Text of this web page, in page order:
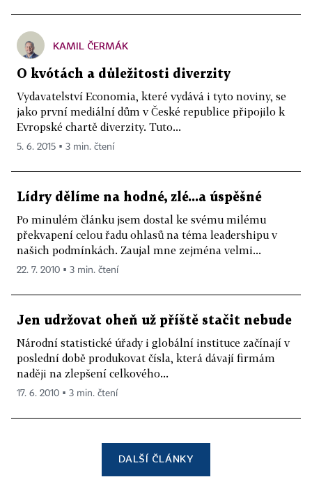
KAMIL ČERMÁK
O kvótách a důležitosti diverzity
Vydavatelství Economia, které vydává i tyto noviny, se
jako první mediální dům v České republice připojilo k
Evropské chartě diverzity. Tuto...
5. 6. 2015 ▪ 3 min. čtení
Lídry dělíme na hodné, zlé...a úspěšné
Po minulém článku jsem dostal ke svému milému
překvapení celou řadu ohlasů na téma leadershipu v
našich podmínkách. Zaujal mne zejména velmi...
22. 7. 2010 ▪ 3 min. čtení
Jen udržovat oheň už příště stačit nebude
Národní statistické úřady i globální instituce začínají v
poslední době produkovat čísla, která dávají firmám
naději na zlepšení celkového...
17. 6. 2010 ▪ 3 min. čtení
DALŠÍ ČLÁNKY